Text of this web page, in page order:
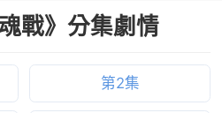
戰》分集劇情
第2集